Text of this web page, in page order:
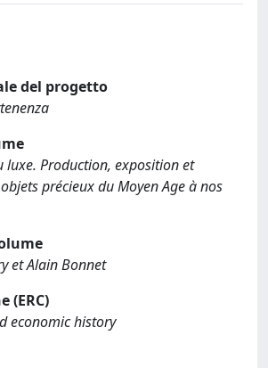
del progetto
luxe. Production, exposition et
précieux du Moyen Age à nos
et Alain Bonnet
(ERC)
economic history